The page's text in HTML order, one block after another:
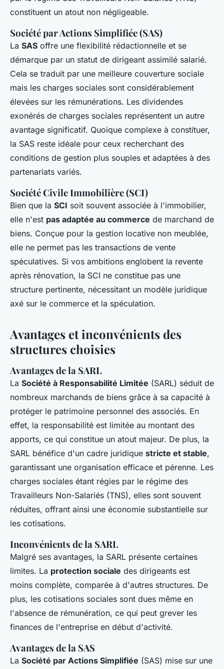
constituent un atout non négligeable.
Société par Actions Simplifiée (SAS)
La SAS offre une flexibilité rédactionnelle et se
démarque par un statut de dirigeant assimilé salarié.
Cela se traduit par une meilleure couverture sociale
mais les charges sociales sont considérablement
élevées sur les rémunérations. Les dividendes
exonérés de charges sociales représentent un autre
avantage significatif. Quoique complexe à constituer,
la SAS reste idéale pour ceux recherchant des
conditions de gestion plus souples et adaptées à des
partenariats variés.
Société Civile Immobilière (SCI)
Bien que la SCI soit souvent associée à l'immobilier,
elle n'est pas adaptée au commerce de marchand de
biens. Conçue pour la gestion locative non meublée,
elle ne permet pas les transactions de vente
spéculatives. Si vos ambitions englobent la revente
après rénovation, la SCI ne constitue pas une
structure pertinente, nécessitant un modèle juridique
axé sur le commerce et la spéculation.
Avantages et inconvénients des
structures choisies
Avantages de la SARL
La Société à Responsabilité Limitée (SARL) séduit de
nombreux marchands de biens grâce à sa capacité à
protéger le patrimoine personnel des associés. En
effet, la responsabilité est limitée au montant des
apports, ce qui constitue un atout majeur. De plus, la
SARL bénéfice d'un cadre juridique stricte et stable,
garantissant une organisation efficace et pérenne. Les
charges sociales étant régies par le régime des
Travailleurs Non-Salariés (TNS), elles sont souvent
réduites, offrant ainsi une économie substantielle sur
les cotisations.
Inconvénients de la SARL
Malgré ses avantages, la SARL présente certaines
limites. La protection sociale des dirigeants est
moins complète, comparée à d'autres structures. De
plus, les cotisations sociales sont dues même en
l'absence de rémunération, ce qui peut grever les
finances de l'entreprise en début d'activité.
Avantages de la SAS
La Société par Actions Simplifiée (SAS) mise sur une